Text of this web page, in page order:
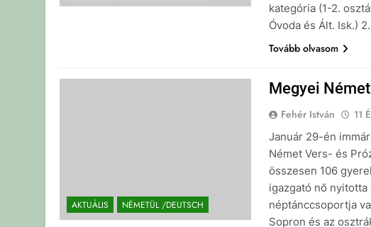
kategória (1-2.
Óvoda és Ált. Isk.)
Tovább olvasom
AKTUÁLIS NÉMETÜL /DEUTSCH
Megyei
Fehér István 11
Január 29-én
Német Vers- és
összesen 106
igazgató nő nyitotta
néptánccsoportja
Sopron és az